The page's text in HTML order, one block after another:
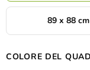
89 x 88 cm
COLORE DEL